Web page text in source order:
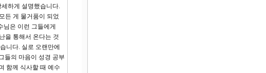
하게 설명했습니다.
든 게 물거품이 되었
은 이런 그들에게
을 통해서 온다는 것
니다. 실로 오랜만에
들의 마음이 성경 공부
함께 식사할 때 예수